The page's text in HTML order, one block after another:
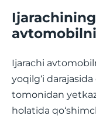
Ijarachi
yoqilg‘i
tomonidan
holatida